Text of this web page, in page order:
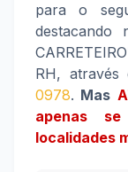
para o
destacando
RH, através
0978. Mas
apenas
localidades